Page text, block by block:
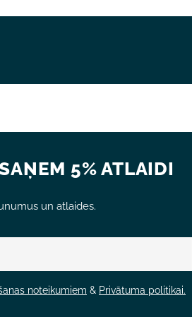
5% ATLAIDI
un atlaides.
noteikumiem & Privātuma politikai.